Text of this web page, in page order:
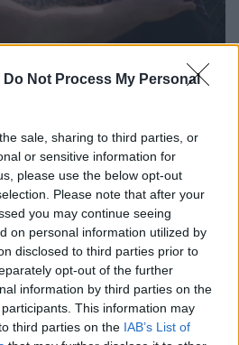
Do Not Process My Personal
sale, sharing to third parties, or
or sensitive information for
please use the below opt-out
Please note that after your
you may continue seeing
on personal information utilized by
disclosed to third parties prior to
opt-out of the further
information by third parties on the
participants. This information may
third parties on the IAB’s List of
omlott össze
villába visszatérve pedig teljesen
Simon próbálta meg vigasztalni a
2:26